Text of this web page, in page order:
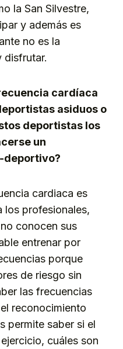
la San Silvestre,
y además es
no es la
disfrutar.
cardíaca
asiduos o
deportistas los
un
deportivo?
cardiaca es
los profesionales,
conocen sus
entrenar por
porque
de riesgo sin
las frecuencias
reconocimiento
permite saber si el
cuáles son